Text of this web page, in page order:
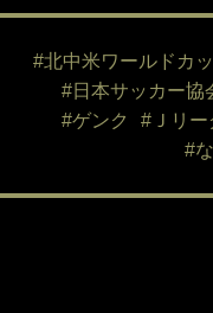
#北中米ワールドカ
#日本サッカー協
#ゲンク
#Ｊリー
#